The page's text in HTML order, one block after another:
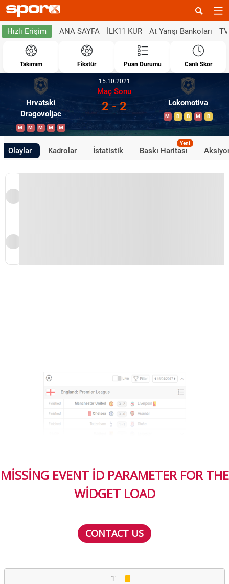
Hızlı Erişim ANA SAYFA İLK11 KUR At Yarışı Bankoları
Takımım Fikstür Puan Durumu Canlı Skor
Hrvatski
Dragovoljac
M M M M M
15.10.2021
Maç Sonu
2 - 2 Lokomotiva
M B B M B
Olaylar Kadrolar İstatistik Baskı Haritası
Yeni
MISSING EVENT ID PARAMETER FOR THE
WIDGET LOAD
CONTACT US
1'